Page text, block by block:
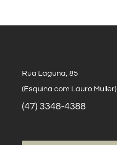
Rua Laguna, 85
(Esquina com Lauro Muller)
(47) 3348-4388